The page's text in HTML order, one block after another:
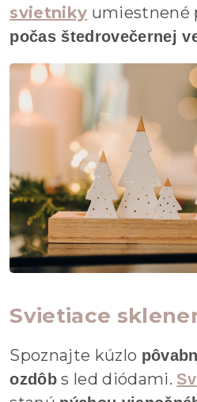
svietniky umiestnené
počas štedrovečernej
Svietiace
Spoznajte kúzlo
ozdôbs led diódami.